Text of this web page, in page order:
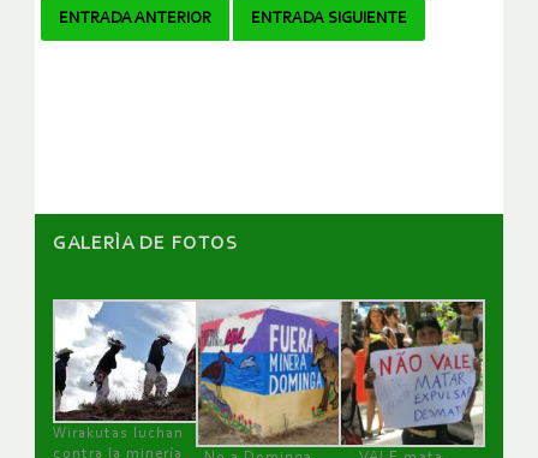
Navegador
ENTRADA ANTERIOR ENTRADA SIGUIENTE
GALERÌA DE FOTOS
Wirakutas luchan
contra la minería